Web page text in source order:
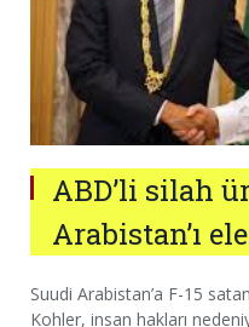
ABD’li silah
Arabistan’ı
Suudi Arabistan’a F-15
Kohler, insan hakları